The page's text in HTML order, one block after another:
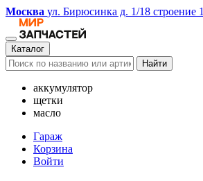
Москва ул. Бирюсинка д. 1/18 строение 1
Каталог
Найти
аккумулятор
щетки
масло
Гараж
Корзина
Войти